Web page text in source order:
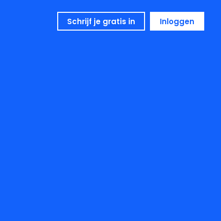
Schrijf je gratis in Inloggen